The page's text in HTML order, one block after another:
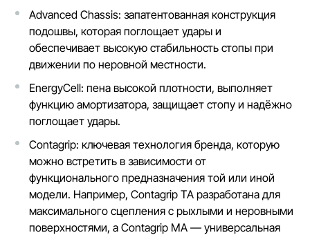
Advanced Chassis: запатентованная конструкция
подошвы, которая поглощает удары и
обеспечивает высокую стабильность стопы при
движении по неровной местности.
EnergyCell: пена высокой плотности, выполняет
функцию амортизатора, защищает стопу и надёжно
поглощает удары.
Contagrip: ключевая технология бренда, которую
можно встретить в зависимости от
функционального предназначения той или иной
модели. Например, Contagrip TA разработана для
максимального сцепления с рыхлыми и неровными
поверхностями, а Contagrip MA — универсальная